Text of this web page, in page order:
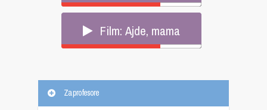
Film: Ajde, mama
Za profesore